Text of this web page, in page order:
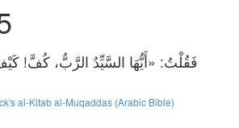
فَقُلْتُ: «أَيُّهَا السَّيِّدُ الرَّبُّ، كُفَّ!
al-Kitab al-Muqaddas (Arabic Bible)